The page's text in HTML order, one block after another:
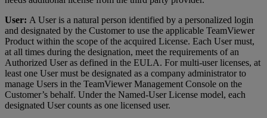
User: A User is a natural person identified by a personalized login
and designated by the Customer to use the applicable TeamViewer
Product within the scope of the acquired License. Each User must,
at all times during the designation, meet the requirements of an
Authorized User as defined in the EULA. For multi-user licenses, at
least one User must be designated as a company administrator to
manage Users in the TeamViewer Management Console on the
Customer’s behalf. Under the Named-User License model, each
designated User counts as one licensed user.